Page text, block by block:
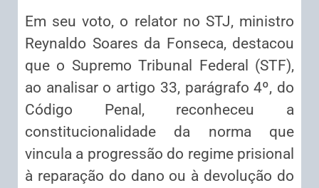
Em seu voto, o relator no STJ, ministro
Reynaldo Soares da Fonseca, destacou
que o Supremo Tribunal Federal (STF),
ao analisar o artigo 33, parágrafo 4º, do
Código Penal, reconheceu a
constitucionalidade da norma que
vincula a progressão do regime prisional
à reparação do dano ou à devolução do